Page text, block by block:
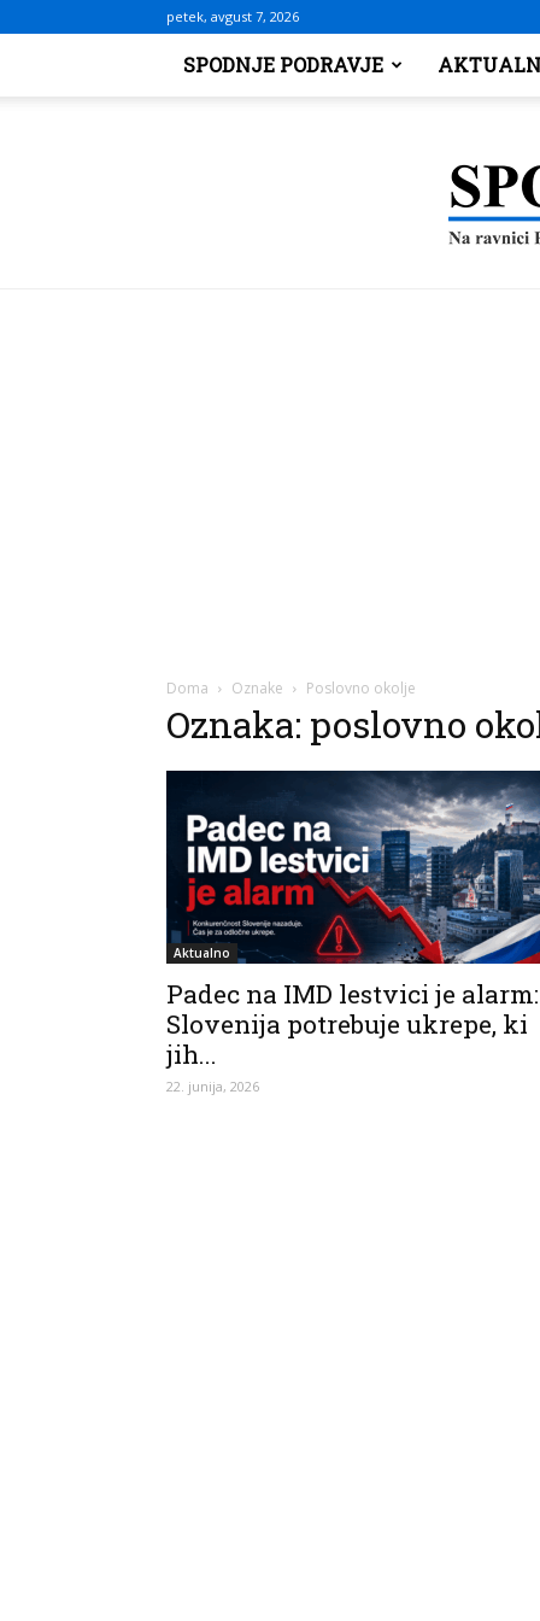
petek, avgust 7, 2026
SPODNJE PODRAVJE
Doma Oznake Poslovno okolje
Oznaka: poslovno
Aktualno
Padec na IMD lestvici je alarm:
Slovenija potrebuje ukrepe, ki
jih...
22. junija, 2026